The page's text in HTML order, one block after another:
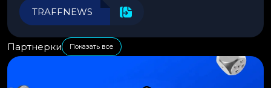
эффективности.
TRAFFNEWS
Партнерки Показать все